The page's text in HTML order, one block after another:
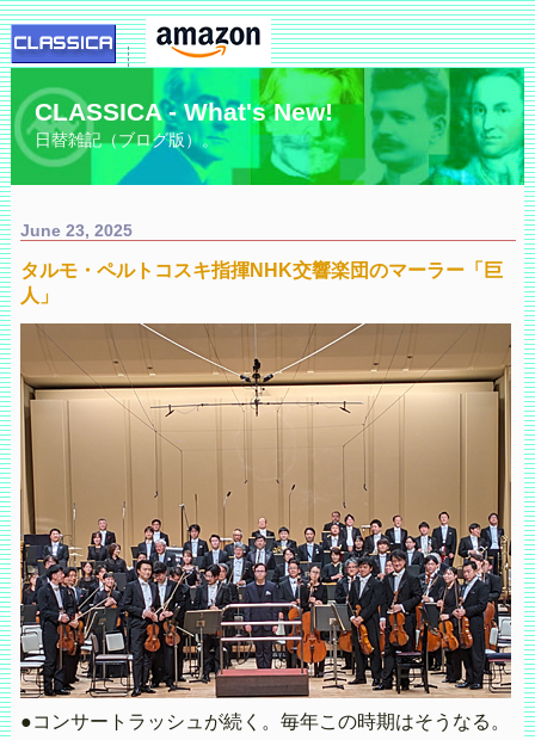
CLASSICA - What's New!
日替雑記（ブログ版）。
June 23, 2025
タルモ・ペルトコスキ指揮NHK交響楽団のマーラー「巨
人」
●コンサートラッシュが続く。毎年この時期はそうなる。